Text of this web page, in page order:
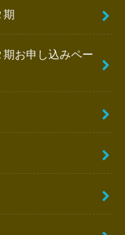
期
お申し込みペー